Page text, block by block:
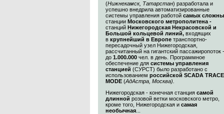
(Нижнекамск, Татарстан) разработала и
успешно внедрила автоматизированные
системы управления работой самых
станции Московского метрополитена -
станций Нижегородская Некрасовской и
Большой кольцевой линий, входящих
в крупнейший в Европе транспортно-
пересадочный узел Нижегородская,
рассчитанный на гигантский пассажиропоток -
до 1.000.000 чел. в день. Программное
обеспечение для системы управления
станцией (СУРСТ) было разработано с
использованием российской SCADA TRACE
MODE (АдАстра, Москва)
Нижегородская - конечная станция самой
длинной розовой ветки московского метро,
кроме того, Нижегородская и самая
необычная